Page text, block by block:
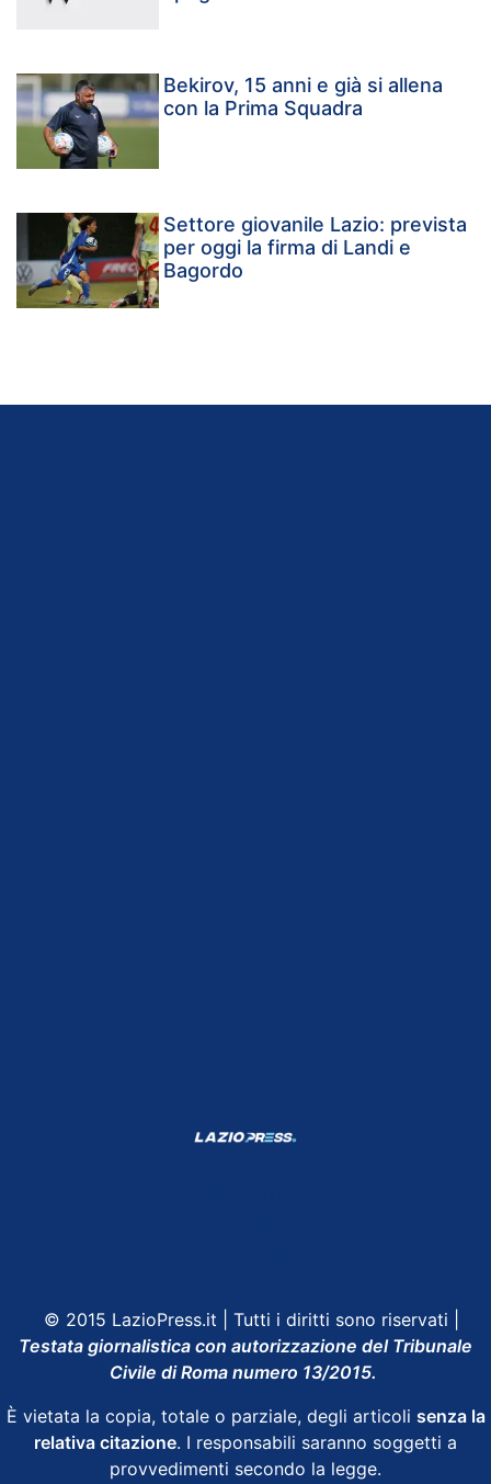
Bekirov, 15 anni e già si allena
con la Prima Squadra
Settore giovanile Lazio: prevista
per oggi la firma di Landi e
Bagordo
© 2015 LazioPress.it | Tutti i diritti sono riservati |
Testata giornalistica con autorizzazione del Tribunale
Civile di Roma numero 13/2015.
È vietata la copia, totale o parziale, degli articoli senza la
relativa citazione. I responsabili saranno soggetti a
provvedimenti secondo la legge.